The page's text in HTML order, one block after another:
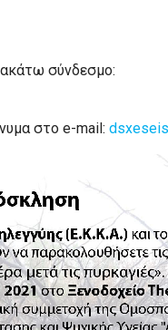
σύνδεσμο:
στο e-mail: